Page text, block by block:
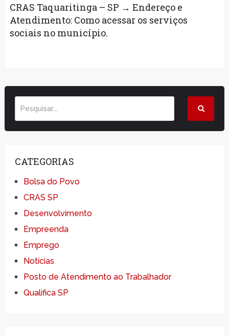
CRAS Taquaritinga – SP → Endereço e
Atendimento: Como acessar os serviços
sociais no município.
CATEGORIAS
Bolsa do Povo
CRAS SP
Desenvolvimento
Empreenda
Emprego
Notícias
Posto de Atendimento ao Trabalhador
Qualifica SP